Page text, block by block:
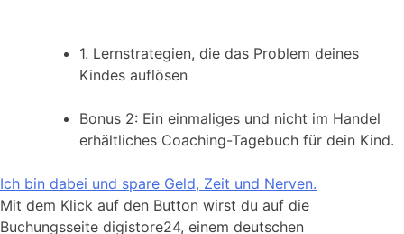
1. Lernstrategien, die das Problem deines
Kindes auflösen
Bonus 2: Ein einmaliges und nicht im Handel
erhältliches Coaching-Tagebuch für dein Kind.
Ich bin dabei und spare Geld, Zeit und Nerven.
Mit dem Klick auf den Button wirst du auf die
Buchungsseite digistore24, einem deutschen